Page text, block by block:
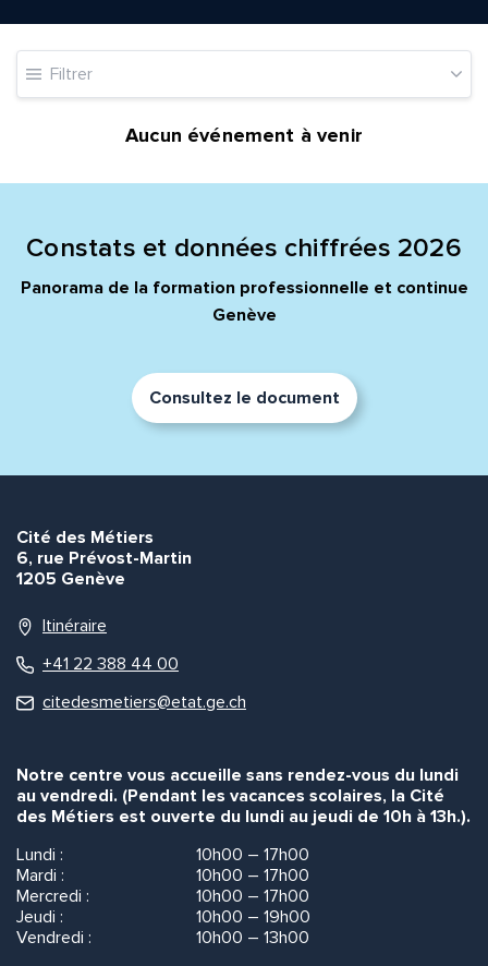
Filtrer
Aucun événement à venir
Constats et données chiffrées 2026
Panorama de la formation professionnelle et continue
Genève
Consultez le document
Cité des Métiers
6, rue Prévost-Martin
1205 Genève
Itinéraire
+41 22 388 44 00
citedesmetiers@etat.ge.ch
Notre centre vous accueille sans rendez-vous du lundi
au vendredi. (Pendant les vacances scolaires, la Cité
des Métiers est ouverte du lundi au jeudi de 10h à 13h.).
Lundi :
10h00 – 17h00
Mardi :
10h00 – 17h00
Mercredi :
10h00 – 17h00
Jeudi :
10h00 – 19h00
Vendredi :
10h00 – 13h00
Message*
Envoyer
Commentaire*
Envoyer